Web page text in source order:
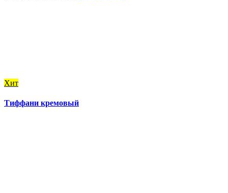
Хит
Тиффани кремовый